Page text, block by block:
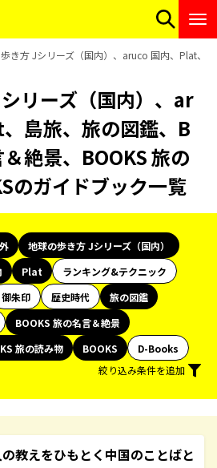
き方 Jシリーズ（国内）、aruco 国内、Plat、
リーズ（国内）、ar
島旅、旅の図鑑、B
絶景、BOOKS 旅の
のガイドブック一覧
地球の歩き方 Jシリーズ（国内）
Plat
ランキング&テクニック
御朱印 歴史時代
旅の図鑑
BOOKS 旅の名言＆絶景
旅の読み物 BOOKS
D-Books
絞り込み条件を追加
教えをひもとく中国のことばと